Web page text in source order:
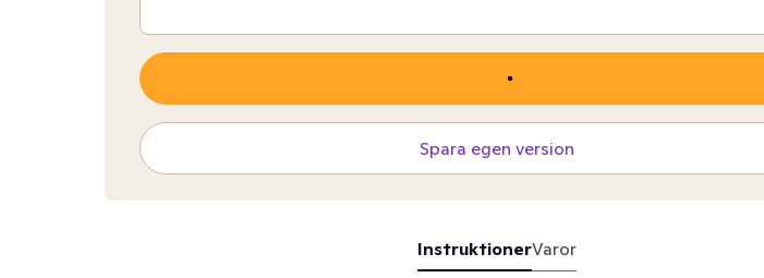
Spara egen version
InstruktionerVaror